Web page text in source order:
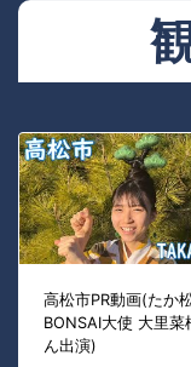
高松市PR動画(たか
BONSAI大使 大里菜
ん出演)